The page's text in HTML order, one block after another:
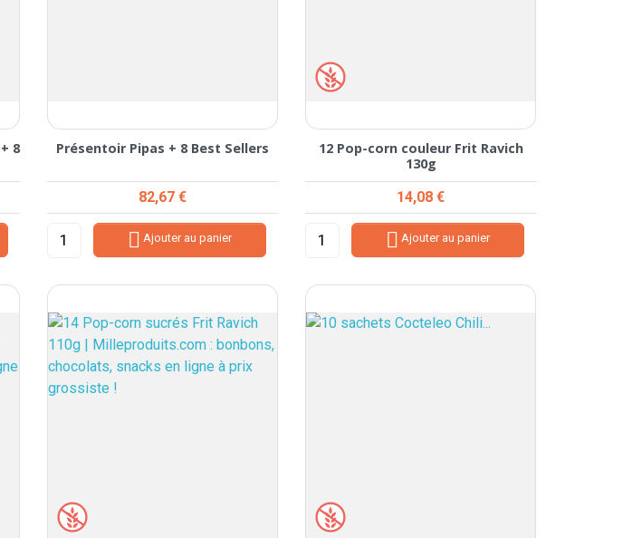
8
Présentoir Pipas + 8 Best Sellers
Prix
82,67 €
 Ajouter au panier
12 Pop-corn couleur Frit Ravich
130g
Prix
14,08 €
 Ajouter au panier